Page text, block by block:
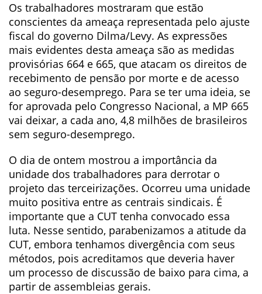
Os trabalhadores mostraram que estão
conscientes da ameaça representada pelo ajuste
fiscal do governo Dilma/Levy. As expressões
mais evidentes desta ameaça são as medidas
provisórias 664 e 665, que atacam os direitos de
recebimento de pensão por morte e de acesso
ao seguro-desemprego. Para se ter uma ideia, se
for aprovada pelo Congresso Nacional, a MP 665
vai deixar, a cada ano, 4,8 milhões de brasileiros
sem seguro-desemprego.
O dia de ontem mostrou a importância da
unidade dos trabalhadores para derrotar o
projeto das terceirizações. Ocorreu uma unidade
muito positiva entre as centrais sindicais. É
importante que a CUT tenha convocado essa
luta. Nesse sentido, parabenizamos a atitude da
CUT, embora tenhamos divergência com seus
métodos, pois acreditamos que deveria haver
um processo de discussão de baixo para cima, a
partir de assembleias gerais.